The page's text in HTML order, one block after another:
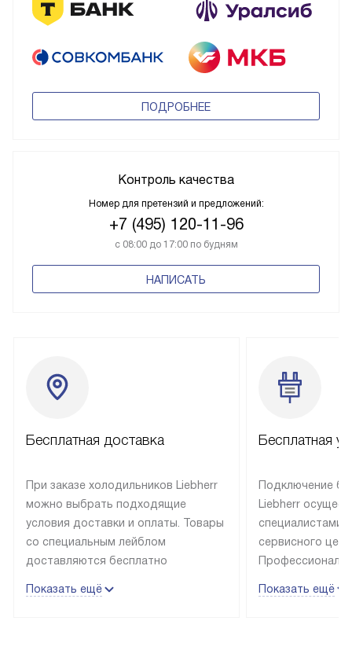
ПОДРОБНЕЕ
Контроль качества
Номер для претензий и предложений:
+7 (495) 120-11-96
с 08:00 до 17:00 по будням
НАПИСАТЬ
Бесплатная доставка
При заказе холодильников Liebherr
можно выбрать подходящие
условия доставки и оплаты. Товары
со специальным лейблом
доставляются бесплатно
до подъезда, выезд за МКАД
Показать ещё
Бесплатная
Подключение
Liebherr
специалистами
сервисного
эксплуатации
Показать ещё